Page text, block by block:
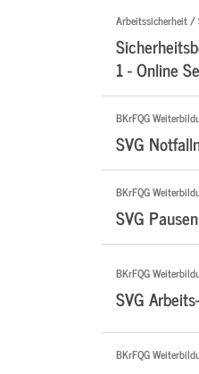
Arbeitssicherheit /
1 - Online
BKrFQG
SVG
BKrFQG
SVG
BKrFQG
SVG
BKrFQG